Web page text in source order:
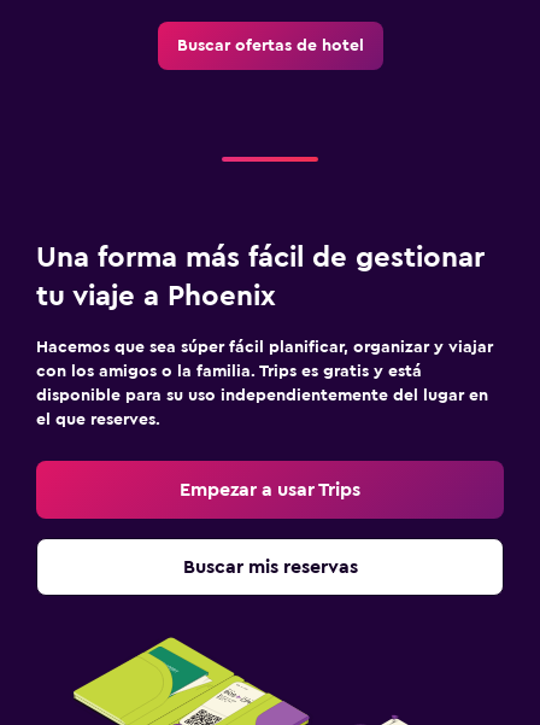
Buscar ofertas de hotel
Una forma más fácil de gestionar
tu viaje a Phoenix
Hacemos que sea súper fácil planificar, organizar y viajar
con los amigos o la familia. Trips es gratis y está
disponible para su uso independientemente del lugar en
el que reserves.
Empezar a usar Trips
Buscar mis reservas